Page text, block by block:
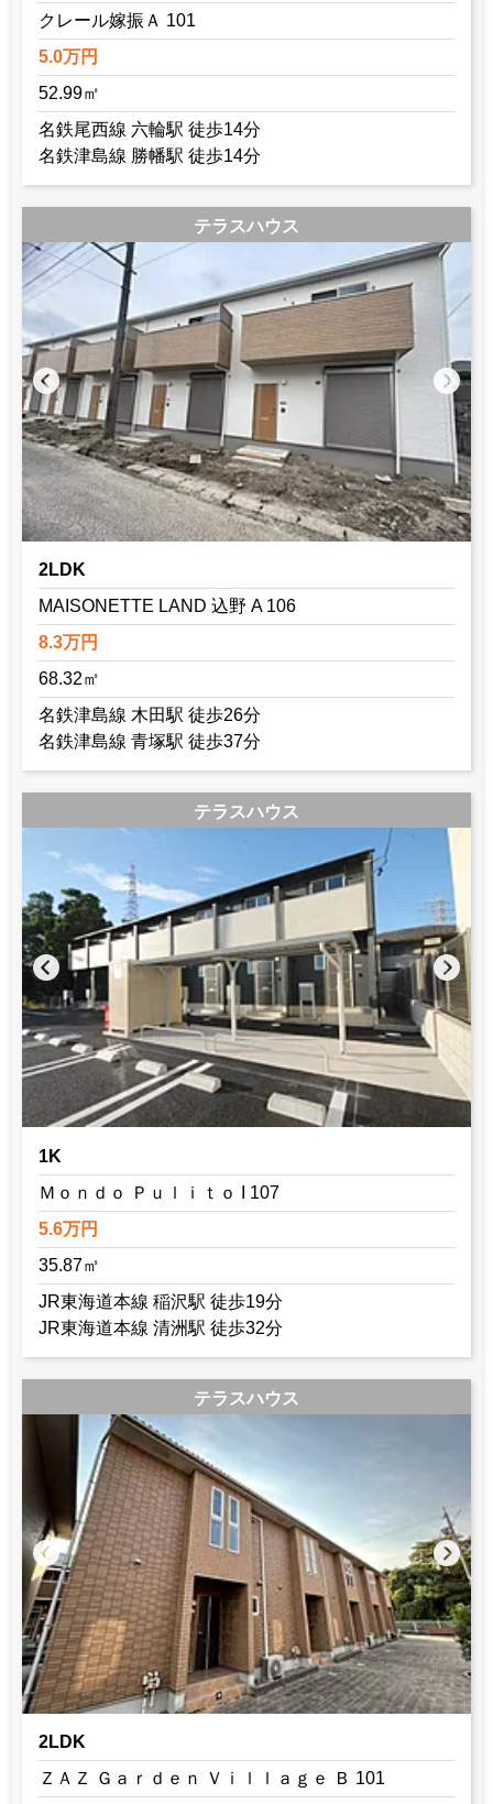
クレール嫁振Ａ 101
5.0万円
52.99㎡
名鉄尾西線 六輪駅 徒歩14分
名鉄津島線 勝幡駅 徒歩14分
テラスハウス
2LDK
MAISONETTE LAND 込野 A 106
8.3万円
68.32㎡
名鉄津島線 木田駅 徒歩26分
名鉄津島線 青塚駅 徒歩37分
テラスハウス
1K
Ｍｏｎｄｏ Ｐｕｌｉｔｏ I 107
5.6万円
35.87㎡
JR東海道本線 稲沢駅 徒歩19分
JR東海道本線 清洲駅 徒歩32分
テラスハウス
2LDK
ＺＡＺ Ｇａｒｄｅｎ Ｖｉｌｌａｇｅ Ｂ 101